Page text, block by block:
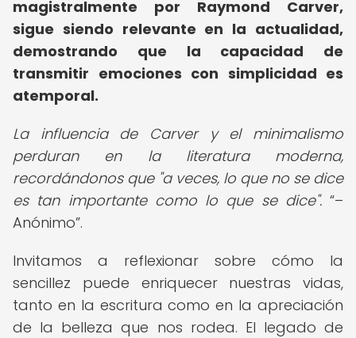
magistralmente por Raymond Carver,
sigue siendo relevante en la actualidad,
demostrando que la capacidad de
transmitir emociones con simplicidad es
atemporal.
La influencia de Carver y el minimalismo
perduran en la literatura moderna,
recordándonos que "a veces, lo que no se dice
es tan importante como lo que se dice".
–
Anónimo .
Invitamos a reflexionar sobre cómo la
sencillez puede enriquecer nuestras vidas,
tanto en la escritura como en la apreciación
de la belleza que nos rodea. El legado de